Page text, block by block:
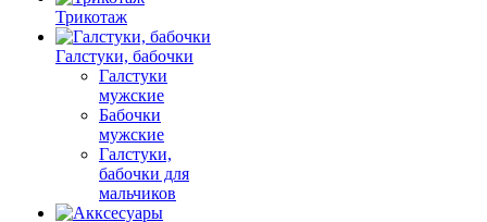
Трикотаж
Галстуки, бабочки
Галстуки
мужские
Бабочки
мужские
Галстуки,
бабочки для
мальчиков